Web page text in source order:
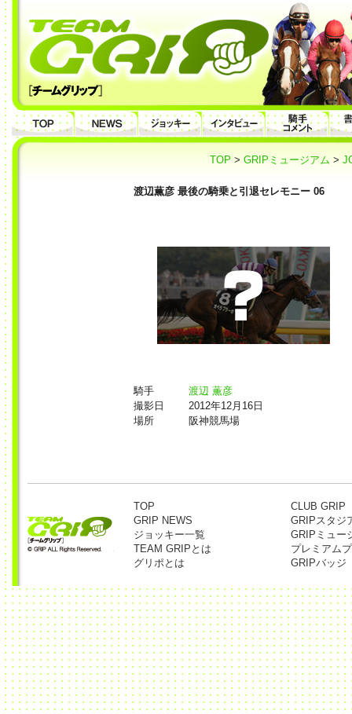
TOP > GRIPミュージアム >
渡辺薫彦 最後の騎乗と引退セレモニー 06
騎手
渡辺 薫彦
撮影日
2012年12月16日
場所
阪神競馬場
TOP
GRIP NEWS
ジョッキー一覧
TEAM GRIPとは
グリポとは
CLUB GRIP
GRIPスタジ
GRIPミュー
プレミアム
GRIPバッジ